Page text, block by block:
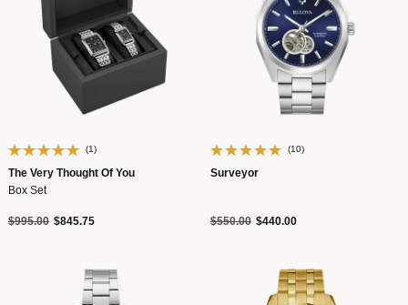
(1)
The Very Thought Of You
Box Set
Precio reducido de
$995.00a$845.75
(10)
Surveyor
Precio reducido de
$550.00a$440.00